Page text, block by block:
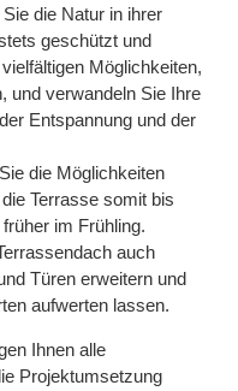
die Natur in ihrer
geschützt und
Möglichkeiten,
und verwandeln Sie Ihre
Entspannung und der
die Möglichkeiten
Terrasse somit bis
im Frühling.
auch
Türen erweitern und
aufwerten lassen.
Ihnen alle
Projektumsetzung